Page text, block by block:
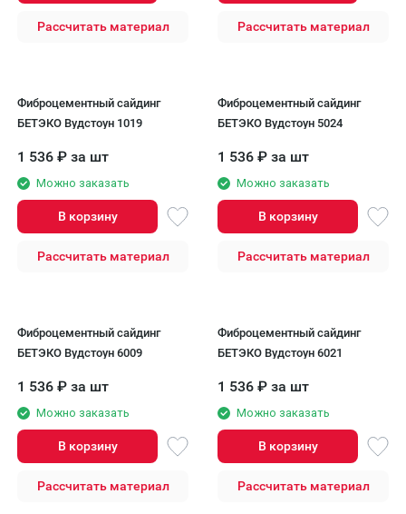
Рассчитать материал Рассчитать материал
Фиброцементный сайдинг
БЕТЭКО Вудстоун 1019
1 536 ₽ за шт
Можно заказать
В корзину
Рассчитать материал
Фиброцементный сайдинг
БЕТЭКО Вудстоун 5024
1 536 ₽ за шт
Можно заказать
В корзину
Рассчитать материал
Фиброцементный сайдинг
БЕТЭКО Вудстоун 6009
1 536 ₽ за шт
Можно заказать
В корзину
Рассчитать материал
Фиброцементный сайдинг
БЕТЭКО Вудстоун 6021
1 536 ₽ за шт
Можно заказать
В корзину
Рассчитать материал